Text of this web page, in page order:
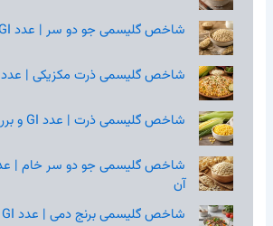
شاخص گلیسمی جو دو سر | عدد GI و بررسی کامل آن
شاخص گلیسمی ذرت مکزیکی | عدد GI و بررسی کامل آن
شاخص گلیسمی ذرت | عدد GI و بررسی کامل آن
آن
شاخص گلیسمی برنج دمی | عدد GI و بررسی کامل آن